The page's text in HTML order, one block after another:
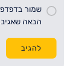
שמור
הבאה
להגיב